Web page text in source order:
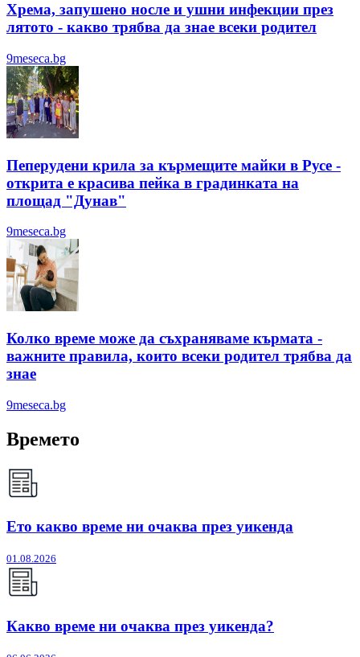
Хрема, запушено носле и ушни инфекции през
лятотo - какво трябва да знае всеки родител
9meseca.bg
Пеперудени крила за кърмещите майки в Русе -
открита е красива пейка в градинката на
площад "Дунав"
9meseca.bg
Колко време може да съхраняваме кърмата -
важните правила, които всеки родител трябва да
знае
9meseca.bg
Времето
Ето какво време ни очаква през уикенда
01.08.2026
Какво време ни очаква през уикенда?